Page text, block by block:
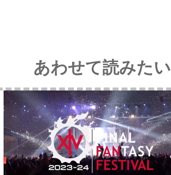
あわせて読みたい